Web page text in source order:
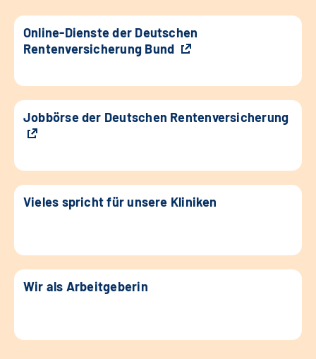
Online-Dienste der Deutschen
Rentenversicherung Bund
Jobbörse der Deutschen Rentenversicherung
Vieles spricht für unsere Kliniken
Wir als Arbeitgeberin